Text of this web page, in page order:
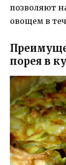
позволяют
овощем в
порея в